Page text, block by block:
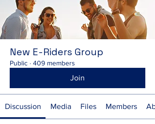
New E-Riders Group
Public · 409 members
Join
Discussion Media Files Members